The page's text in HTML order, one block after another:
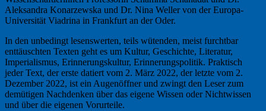
Aleksandra Konarzewska und Dr. Nina Weller von der Europa-
Universität Viadrina in Frankfurt an der Oder.
In den unbedingt lesenswerten, teils wütenden, meist furchtbar
enttäuschten Texten geht es um Kultur, Geschichte, Literatur,
Imperialismus, Erinnerungskultur, Erinnerungspolitik. Praktisch
jeder Text, der erste datiert vom 2. März 2022, der letzte vom 2.
Dezember 2022, ist ein Augenöffner und zwingt den Leser zum
demütigen Nachdenken über das eigene Wissen oder Nichtwissen
und über die eigenen Vorurteile.